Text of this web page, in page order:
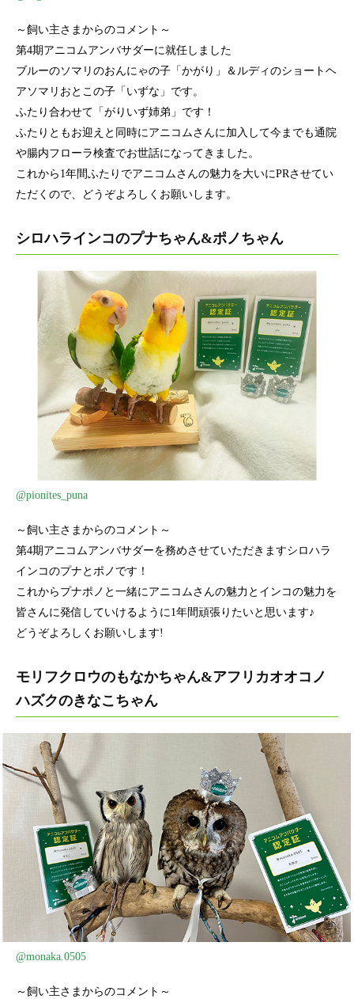
～飼い主さまからのコメント～
第4期アニコムアンバサダーに就任しました
ブルーのソマリのおんにゃの子「かがり」＆ルディのショートヘ
アソマリおとこの子「いずな」です。
ふたり合わせて「がりいず姉弟」です！
ふたりともお迎えと同時にアニコムさんに加入して今までも通院
や腸内フローラ検査でお世話になってきました。
これから1年間ふたりでアニコムさんの魅力を大いにPRさせてい
ただくので、どうぞよろしくお願いします。
シロハラインコのプナちゃん&ポノちゃん
@pionites_puna
～飼い主さまからのコメント～
第4期アニコムアンバサダーを務めさせていただきますシロハラ
インコのプナとポノです！
これからプナポノと一緒にアニコムさんの魅力とインコの魅力を
皆さんに発信していけるように1年間頑張りたいと思います♪
どうぞよろしくお願いします!
モリフクロウのもなかちゃん&アフリカオオコノ
ハズクのきなこちゃん
@monaka.0505
～飼い主さまからのコメント～